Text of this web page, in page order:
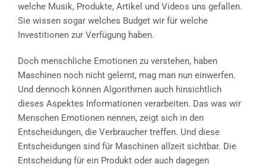
welche Musik, Produkte, Artikel und Videos uns gefallen.
Sie wissen sogar welches Budget wir für welche
Investitionen zur Verfügung haben.
Doch menschliche Emotionen zu verstehen, haben
Maschinen noch nicht gelernt, mag man nun einwerfen.
Und dennoch können Algorithmen auch hinsichtlich
dieses Aspektes Informationen verarbeiten. Das was wir
Menschen Emotionen nennen, zeigt sich in den
Entscheidungen, die Verbraucher treffen. Und diese
Entscheidungen sind für Maschinen allzeit sichtbar. Die
Entscheidung für ein Produkt oder auch dagegen